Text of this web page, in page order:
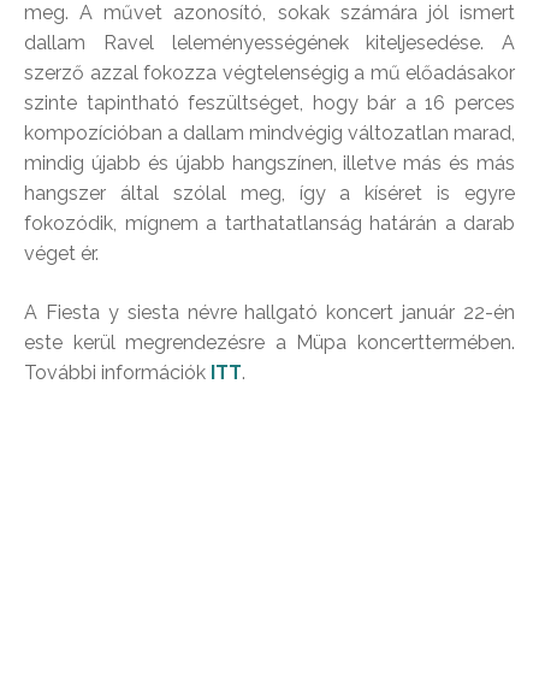
meg. A művet azonosító, sokak számára jól ismert
dallam Ravel leleményességének kiteljesedése. A
szerző azzal fokozza végtelenségig a mű előadásakor
szinte tapintható feszültséget, hogy bár a 16 perces
kompozícióban a dallam mindvégig változatlan marad,
mindig újabb és újabb hangszínen, illetve más és más
hangszer által szólal meg, így a kíséret is egyre
fokozódik, mígnem a tarthatatlanság határán a darab
véget ér.
A Fiesta y siesta névre hallgató koncert január 22-én
este kerül megrendezésre a Müpa koncerttermében.
További információk ITT.